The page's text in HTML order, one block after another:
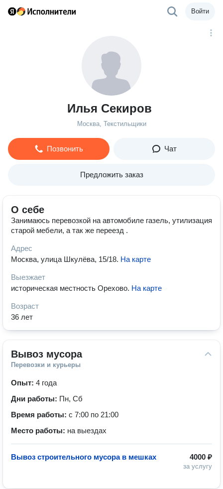
Войти
Илья Секиров
Москва, Текстильщики
Позвонить Чат
Предложить заказ
О себе
Занимаюсь перевозкой на автомобиле газель, утилизация
старой мебели, а так же переезд .
Адрес
Москва, улица Шкулёва, 15/18. На карте
Выезжает
историческая местность Орехово. На карте
Возраст
36 лет
Вывоз мусора
Перевозки и курьеры
Опыт: 4 года
Дни работы: Пн, Сб
Время работы: с 7:00 по 21:00
Место работы: на выездах
4000 ₽
за услугу
Вывоз строительного мусора в мешках